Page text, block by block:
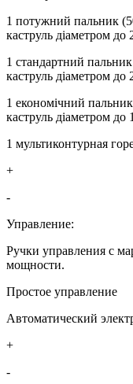
1 потужний пальник
каструль діаметром до
1 стандартний
каструль діаметром до
1 економічний
каструль діаметром до
1 мультиконтурная
+
-
Управление:
Ручки управления с
мощности.
Простое управление
Автоматический
+
-